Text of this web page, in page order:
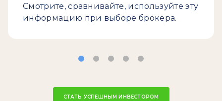
Смотрите, сравнивайте, используйте эту
информацию при выборе брокера.
СТАТЬ УСПЕШНЫМ ИНВЕСТОРОМ